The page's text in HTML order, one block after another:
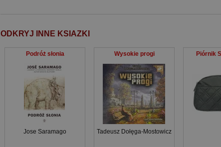
ODKRYJ INNE KSIAZKI
Podróż słonia
Jose Saramago
Wysokie progi
Tadeusz Dołęga-Mostowicz
Piórnik